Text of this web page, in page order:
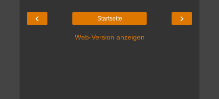
‹ ›
Startseite
Web-Version anzeigen